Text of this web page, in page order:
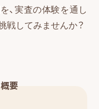
、実査の体験を通し
戦してみませんか？
要